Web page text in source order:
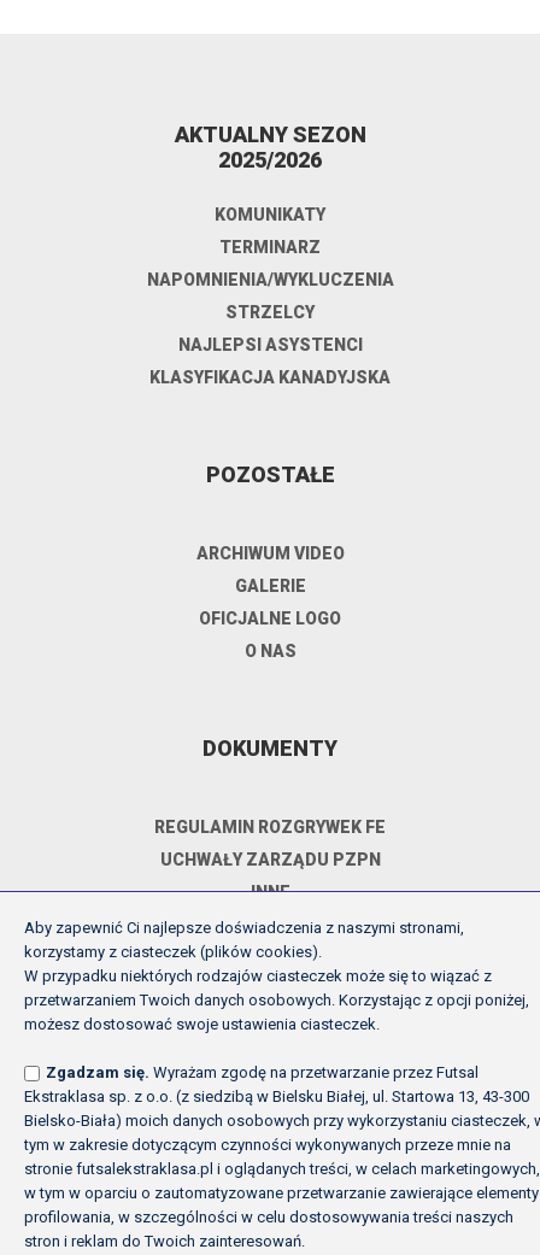
AKTUALNY SEZON
2025/2026
KOMUNIKATY
TERMINARZ
NAPOMNIENIA/WYKLUCZENIA
STRZELCY
NAJLEPSI ASYSTENCI
KLASYFIKACJA KANADYJSKA
POZOSTAŁE
ARCHIWUM VIDEO
GALERIE
OFICJALNE LOGO
O NAS
DOKUMENTY
REGULAMIN ROZGRYWEK FE
UCHWAŁY ZARZĄDU PZPN
INNE
POLITYKA PRYWATNOŚCI
Copyright (c) Futsal Ekstraklasa 2026
Aby zapewnić Ci najlepsze doświadczenia z naszymi stronami,
korzystamy z ciasteczek (plików cookies).
W przypadku niektórych rodzajów ciasteczek może się to wiązać z
przetwarzaniem Twoich danych osobowych. Korzystając z opcji poniżej,
możesz dostosować swoje ustawienia ciasteczek.
Zgadzam się. Wyrażam zgodę na przetwarzanie przez Futsal
Ekstraklasa sp. z o.o. (z siedzibą w Bielsku Białej, ul. Startowa 13, 43-300
Bielsko-Biała) moich danych osobowych przy wykorzystaniu ciasteczek,
tym w zakresie dotyczącym czynności wykonywanych przeze mnie na
stronie futsalekstraklasa.pl i oglądanych treści, w celach marketingowych,
w tym w oparciu o zautomatyzowane przetwarzanie zawierające elementy
profilowania, w szczególności w celu dostosowywania treści naszych
stron i reklam do Twoich zainteresowań.